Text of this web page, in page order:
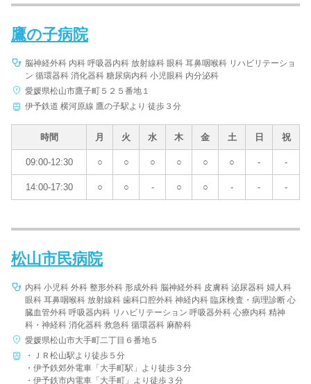
鷹の子病院
脳神経外科 内科 呼吸器内科 放射線科 眼科 耳鼻咽喉科 リハビリテーショ
ン 循環器科 消化器科 糖尿病内科 小児眼科 内分泌科
愛媛県松山市鷹子町５２５番地１
伊予鉄道 横河原線 鷹の子駅より 徒歩３分
時間 月 火 水 木 金 土 日 祝
09:00-12:30 ○ ○ ○ ○ ○ ○ - -
14:00-17:30 ○ ○ - ○ ○ - - -
松山市民病院
内科 小児科 外科 整形外科 形成外科 脳神経外科 皮膚科 泌尿器科 婦人科
眼科 耳鼻咽喉科 放射線科 歯科口腔外科 神経内科 臨床検査・病理診断 心
臓血管外科 呼吸器内科 リハビリテーション 呼吸器外科 心療内科 精神
科・神経科 消化器科 救急科 循環器科 麻酔科
愛媛県松山市大手町二丁目６番地５
・ＪＲ松山駅より徒歩５分
・伊予鉄郊外電車「大手町駅」より徒歩３分
・伊予鉄市内電車「大手町」より徒歩３分